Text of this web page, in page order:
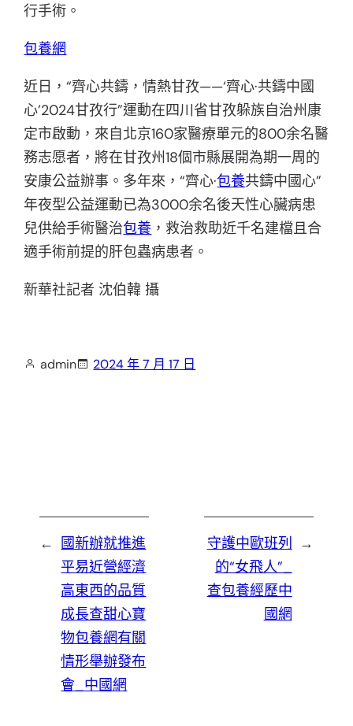
行手術。
包養網
近日，“齊心共鑄，情熱甘孜——‘齊心·共鑄中國
心’2024甘孜行”運動在四川省甘孜躲族自治州康
定市啟動，來自北京160家醫療單元的800余名醫
務志愿者，將在甘孜州18個市縣展開為期一周的
安康公益辦事。多年來，“齊心·包養共鑄中國心”
年夜型公益運動已為3000余名後天性心臟病患
兒供給手術醫治包養 ，救治救助近千名建檔且合
適手術前提的肝包蟲病患者。
新華社記者 沈伯韓 攝
admin 2024 年 7 月 17 日
← 國新辦就推進
平易近營經濟
高東西的品質
成長查甜心寶
物包養網有關
情形舉辦發布
會_中國網
→
守護中歐班列
的“女飛人”_
查包養經歷中
國網